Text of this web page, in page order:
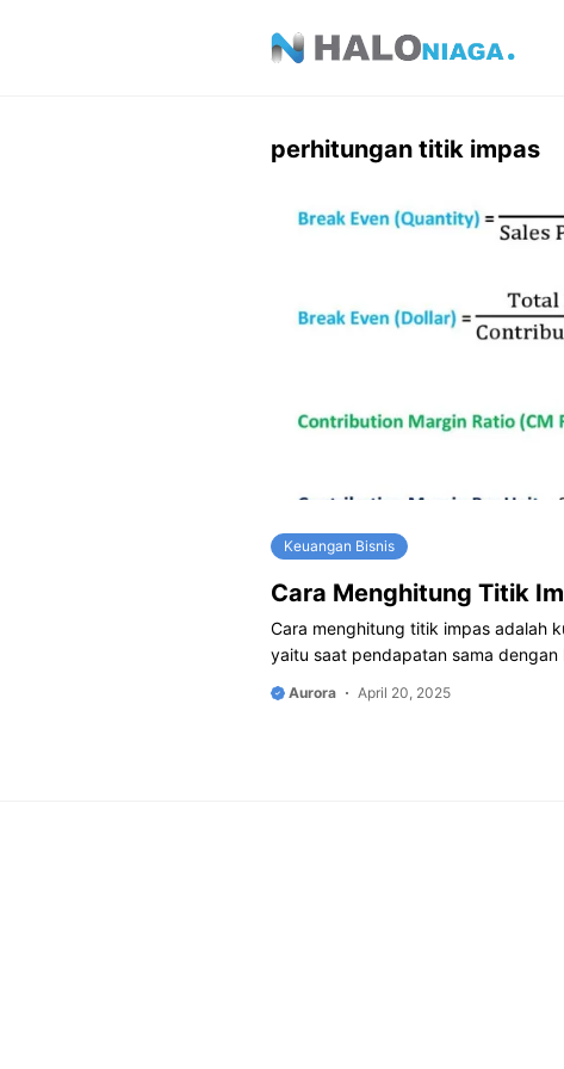
perhitungan titik impas
Keuangan Bisnis
Cara Menghitung Titik
Cara menghitung titik impas adalah
yaitu saat pendapatan sama
Aurora April 20, 2025